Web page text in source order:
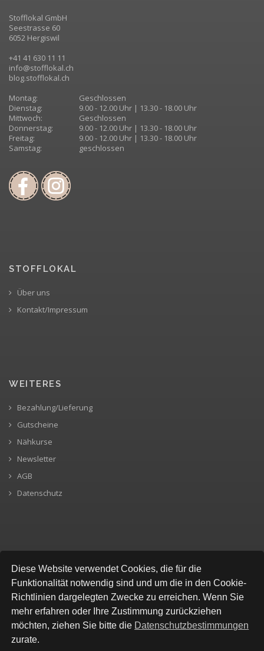
Diese Website verwendet Cookies, die für die
Funktionalität notwendig sind und um die in den Cookie-
Richtlinien dargelegten Zwecke zu erreichen. Wenn Sie
mehr erfahren oder Ihre Zustimmung zurückziehen
möchten, ziehen Sie bitte die Datenschutzbestimmungen
zurate.
Stofflokal GmbH
Seestrasse 60
6052 Hergiswil
+41 41 630 11 11
info@stofflokal.ch
blog.stofflokal.ch
Montag:
Geschlossen
Dienstag:
9.00 - 12.00 Uhr | 13.30 - 18.00 Uhr
Mittwoch:
Geschlossen
Donnerstag:
9.00 - 12.00 Uhr | 13.30 - 18.00 Uhr
Freitag:
9.00 - 12.00 Uhr | 13.30 - 18.00 Uhr
Samstag:
geschlossen
STOFFLOKAL
Über uns
Kontakt/Impressum
WEITERES
Bezahlung/Lieferung
Gutscheine
Nähkurse
Newsletter
AGB
Datenschutz
SICHERE BEZAHLUNG